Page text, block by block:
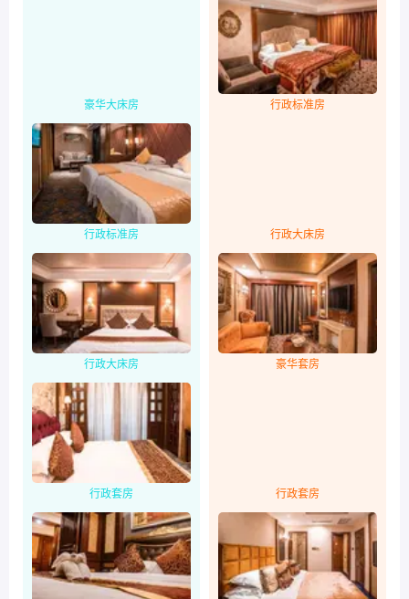
豪华大床房
行政标准房
行政大床房
行政套房
行政标准房
行政大床房
豪华套房
行政套房